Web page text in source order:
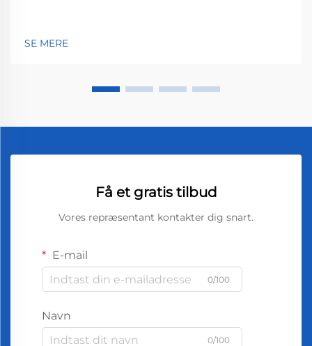
SE MERE
Få et gratis tilbud
Vores repræsentant kontakter dig snart.
E-mail
0/100
Navn
0/100